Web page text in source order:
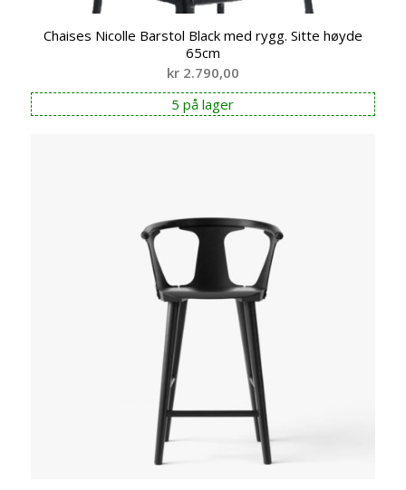
Chaises Nicolle Barstol Black med rygg. Sitte høyde
65cm
kr2.790,00
5 på lager